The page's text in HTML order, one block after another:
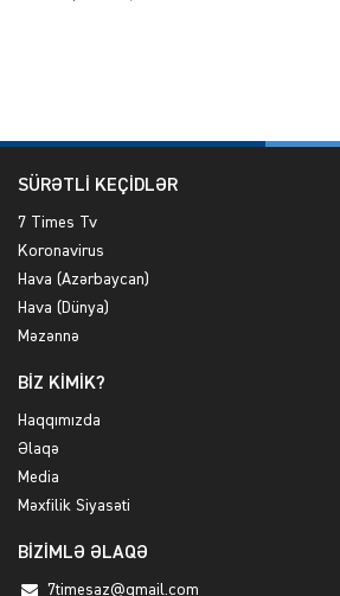
SÜRƏTLİ KEÇİDLƏR
7 Times Tv
Koronavirus
Hava (Azərbaycan)
Hava (Dünya)
Məzənnə
BİZ KİMİK?
Haqqımızda
Əlaqə
Media
Məxfilik Siyasəti
BİZİMLƏ ƏLAQƏ
7timesaz@gmail.com